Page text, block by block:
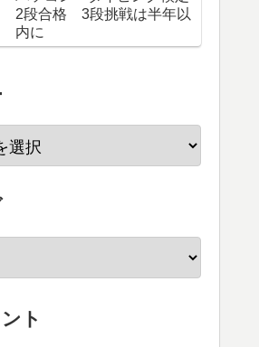
2段合格 3段挑戦は半年以
内に
ト